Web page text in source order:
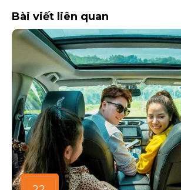
Bài viết liên quan